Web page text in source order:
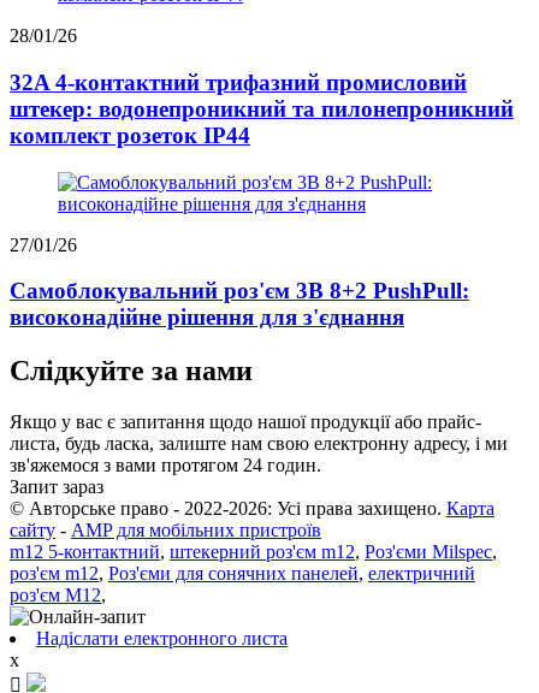
28/01/26
32A 4-контактний трифазний промисловий
штекер: водонепроникний та пилонепроникний
комплект розеток IP44
27/01/26
Самоблокувальний роз'єм 3B 8+2 PushPull:
високонадійне рішення для з'єднання
Слідкуйте за нами
Якщо у вас є запитання щодо нашої продукції або прайс-
листа, будь ласка, залиште нам свою електронну адресу, і ми
зв'яжемося з вами протягом 24 годин.
Запит зараз
© Авторське право - 2022-2026: Усі права захищено. Карта
сайту - AMP для мобільних пристроїв
m12 5-контактний, штекерний роз'єм m12, Роз'єми Milspec,
роз'єм m12, Роз'єми для сонячних панелей, електричний
роз'єм M12,
Надіслати електронного листа
x
